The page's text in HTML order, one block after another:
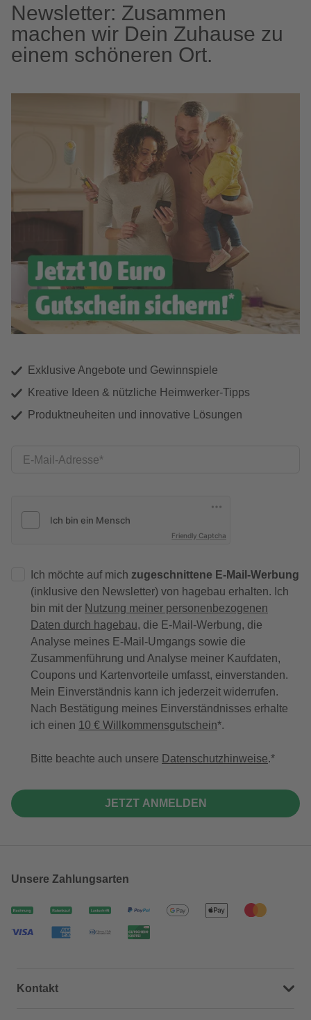
Newsletter: Zusammen
machen wir Dein Zuhause zu
einem schöneren Ort.
Exklusive Angebote und Gewinnspiele
Kreative Ideen & nützliche Heimwerker-Tipps
Produktneuheiten und innovative Lösungen
E-Mail-Adresse
Friendly Captcha
Ich möchte auf mich zugeschnittene E-Mail-Werbung
(inklusive den Newsletter) von hagebau erhalten. Ich
bin mit der Nutzung meiner personenbezogenen
Daten durch hagebau, die E-Mail-Werbung, die
Analyse meines E-Mail-Umgangs sowie die
Zusammenführung und Analyse meiner Kaufdaten,
Coupons und Kartenvorteile umfasst, einverstanden.
Mein Einverständnis kann ich jederzeit widerrufen.
Nach Bestätigung meines Einverständnisses erhalte
ich einen 10 € Willkommensgutschein*.
Bitte beachte auch unsere Datenschutzhinweise.
JETZT ANMELDEN
Unsere Zahlungsarten
Kontakt